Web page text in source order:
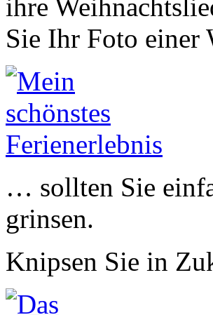
ihre
Sie Ihr Foto
… sollten Sie
grinsen.
Knipsen Sie in